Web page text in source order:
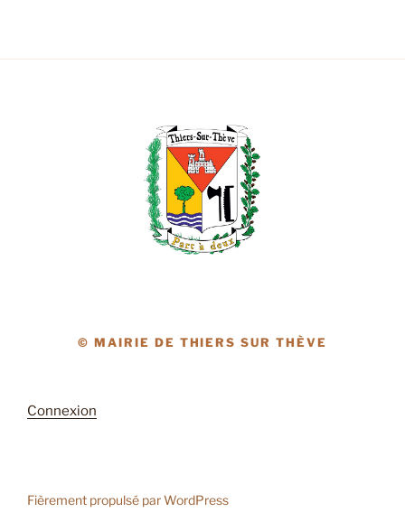
© MAIRIE DE THIERS SUR THÈVE
Connexion
Fièrement propulsé par WordPress